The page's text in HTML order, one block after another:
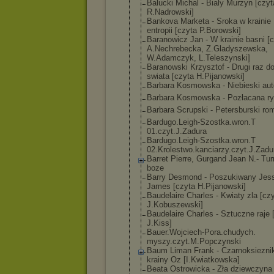
Balucki Michal - Bialy Murzyn
R.Nadrowski]
Bankova Marketa - Sroka w krainie
entropii [czyta P.Borowski]
Baranowicz Jan - W krainie basni
A.Nechrebecka, Z.Gladyszewska,
W.Adamczyk, L.Teleszynski]
Baranowski Krzysztof - Drugi raz
swiata [czyta H.Pijanowski]
Barbara Kosmowska - Niebieski
Barbara Kosmowska - Pozłacana
Barbara Scrupski - Petersburski
Bardugo.Leigh-Szostka.wron.T
01.czyt.J.Zadura
Bardugo.Leigh-Szostka.wron.T
02.Krolestwo.kanciarzy.czyt.
Barret Pierre, Gurgand Jean N.-
boze
Barry Desmond - Poszukiwany
James [czyta H.Pijanowski]
Baudelaire Charles - Kwiaty zla
J.Kobuszewski]
Baudelaire Charles - Sztuczne raje
J.Kiss]
Bauer.Wojciech-Pora.chudych.
myszy.czyt.M.Popczynski
Baum Liman Frank -
krainy Oz [I.Kwiatkowska]
Beata Ostrowicka - Zła dziewczyna